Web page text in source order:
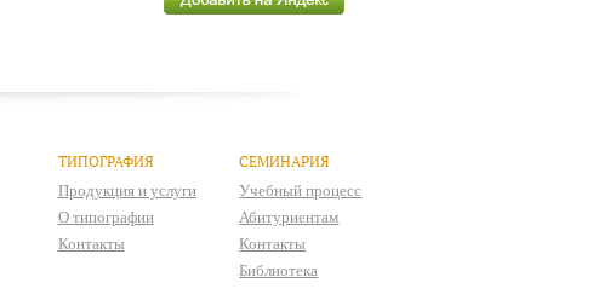
ТИПОГРАФИЯ
Продукция и услуги
О типографии
Контакты
СЕМИНАРИЯ
Учебный процесс
Абитуриентам
Контакты
Библиотека